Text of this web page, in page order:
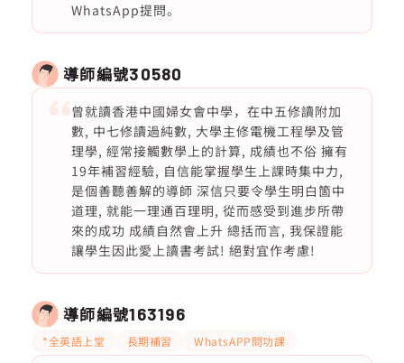
WhatsApp提問。
導師編號30580
曾就讀香港中國婦女會中學，在中五修讀附加
數, 中七修讀過純數, 大學主修電機工程學及管
理學, 經常接觸數學上的計算, 成績也不俗 擁有
19年補習經驗, 自信能掌握學生上課時集中力,
是個善聽善解的導師 深信只要令學生明白箇中
道理, 就能一理通百理明, 從而感受到進步所帶
來的成功 成績自然會上升 總括而言, 我保證能
讓學生因此愛上讀書考試! 絕對宜作考慮!
導師編號163196
*全英語上堂 長期補習 WhatsAPP問功課